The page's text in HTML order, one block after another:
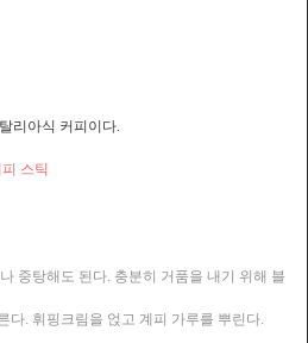
리아식 커피이다.
스틱
중탕해도 된다. 충분히 거품을 내기 위해 블
다. 휘핑크림을 얹고 계피 가루를 뿌린다.